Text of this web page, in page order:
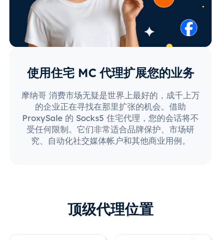
使用住宅 MC 代理扩展您的业务
摩纳哥 消费市场无疑是世界上最好的，成千上万
的企业正在寻找在那里扩张的机会。借助
ProxySale 的 Socks5 住宅代理，您的会话将不
受任何限制。它们非常适合品牌保护、市场研
究、自动化社交媒体帐户和其他商业用例。
顶级代理位置